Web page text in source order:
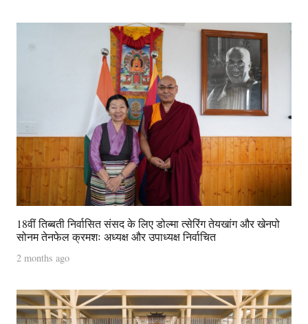
18वीं तिब्बती निर्वासित संसद के लिए डोल्मा त्सेरिंग तेयखांग और खेनपो
सोनम तेनफेल क्रमशः अध्यक्ष और उपाध्यक्ष निर्वाचित
2 months ago